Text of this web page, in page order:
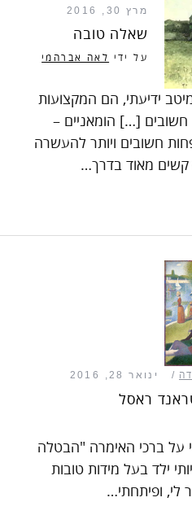
מרץ 30, 2016
שאלה טובה
על ידי לאה אברהמי
ידיעתי, הם המקצועות
חשובים […] הומאניים –
חשובים ויותר להעשרה
קשים מאוד בדרך…
ינואר 28, 2016
ראסל
על ברכי האימרה "הבטלה
ילד בעל מידות טובות
ופיתחתי…